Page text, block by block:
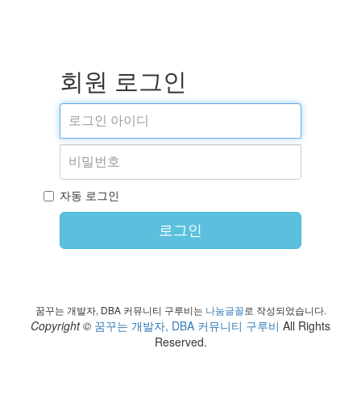
회원 로그인
자동 로그인
로그인
꿈꾸는 개발자, DBA 커뮤니티 구루비는 나눔글꼴로 작성되었습니다.
Copyright © 꿈꾸는 개발자, DBA 커뮤니티 구루비 All Rights
Reserved.